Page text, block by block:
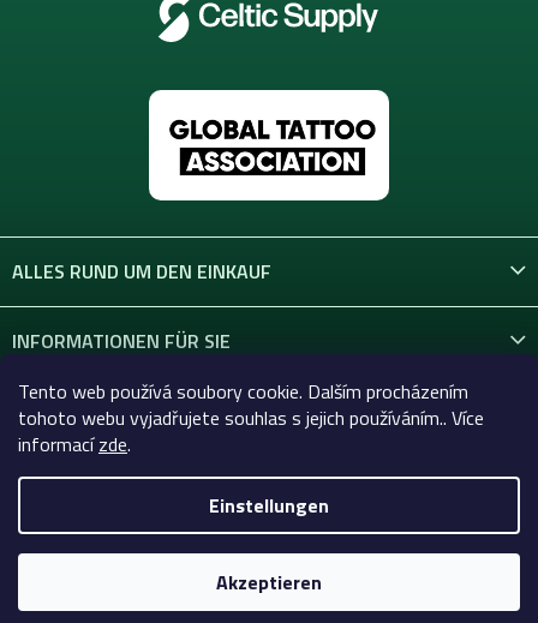
Tento web používá soubory cookie. Dalším procházením
tohoto webu vyjadřujete souhlas s jejich používáním.. Více
informacízde.
Einstellungen
Akzeptieren
ALLES RUND UM DEN EINKAUF
INFORMATIONEN FÜR SIE
KONTAKT
Copyright 2026Celtic-Supply.at | Alles für Tattoo und
Permanent Make-up. Alle Rechte vorbehalten.